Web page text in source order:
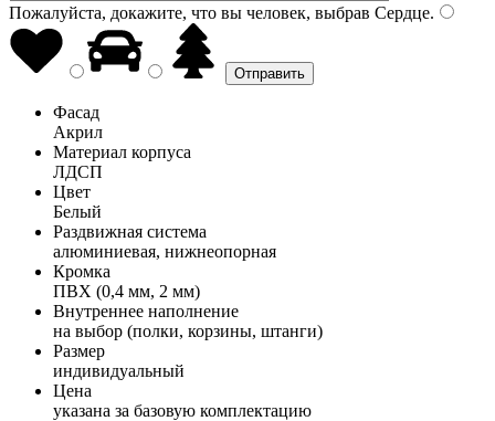
Пожалуйста, докажите, что вы человек, выбрав Сердце.
Фасад
Акрил
Материал корпуса
ЛДСП
Цвет
Белый
Раздвижная система
алюминиевая, нижнеопорная
Кромка
ПВХ (0,4 мм, 2 мм)
Внутреннее наполнение
на выбор (полки, корзины, штанги)
Размер
индивидуальный
Цена
указана за базовую комплектацию